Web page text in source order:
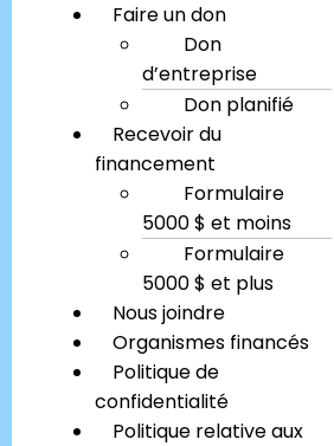
Faire un don
Don
d’entreprise
Don planifié
Recevoir du
financement
Formulaire
5000 $ et moins
Formulaire
5000 $ et plus
Nous joindre
Organismes financés
Politique de
confidentialité
Politique relative aux